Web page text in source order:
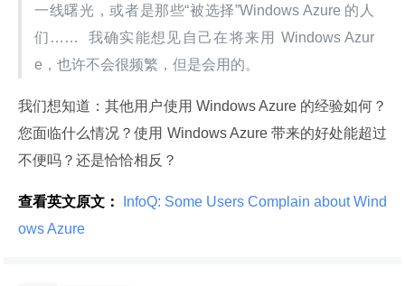
一线曙光，或者是那些“被选择”Windows Azure 的人
们……  我确实能想见自己在将来用 Windows Azur
e，也许不会很频繁，但是会用的。
我们想知道：其他用户使用 Windows Azure 的经验如何？
您面临什么情况？使用 Windows Azure 带来的好处能超过
不便吗？还是恰恰相反？
查看英文原文：
InfoQ: Some Users Complain about Wind
ows Azure